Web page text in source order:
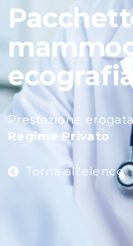
Prestazione
Regime Privato
Torna all'elenco